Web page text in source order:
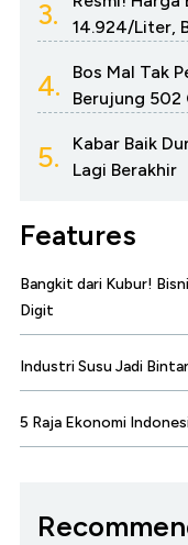
3.
14.924/Liter,
4.
Bos Mal Tak
Berujung 502
5.
Kabar Baik
Lagi Berakhir
Features
Bangkit dari Kubur!
Digit
Industri Susu Jadi
5 Raja Ekonomi